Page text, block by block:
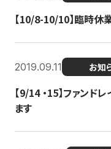
【10/8-10/10】臨時休
2019.09.11 お知
【9/14 ・15】ファンド
ます